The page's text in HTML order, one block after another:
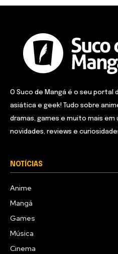
O Suco de Mangá é o seu
asiática e geek! Tudo sobre
dramas, games e muito mais em
novidades, reviews e
NOTÍCIAS
Anime
Mangá
Games
Música
Cinema